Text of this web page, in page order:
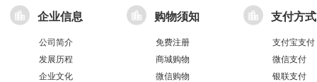
企业信息
公司简介
发展历程
企业文化
购物须知
免费注册
商城购物
微信购物
支付方式
支付宝支付
微信支付
银联支付